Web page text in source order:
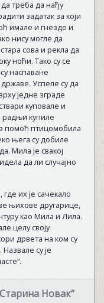
треба да нађу
задатак за који
имале и гнездо и
нису могле да
сова и рекла да
ноћи. Тако су се
наспаване
Успеле су да
једне зграде
куповале и
радњи купиле
помоћ птицомобила
њега су добиле
Мила је свакој
да ли случајно
их је сачекало
њихове другарице,
као Мила и Лила.
целу своју
дрвета на ком су
су је
Новак“